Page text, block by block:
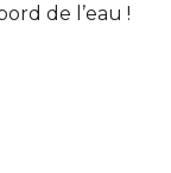
de l’eau !